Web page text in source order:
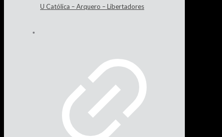
U Católica – Arquero – Libertadores